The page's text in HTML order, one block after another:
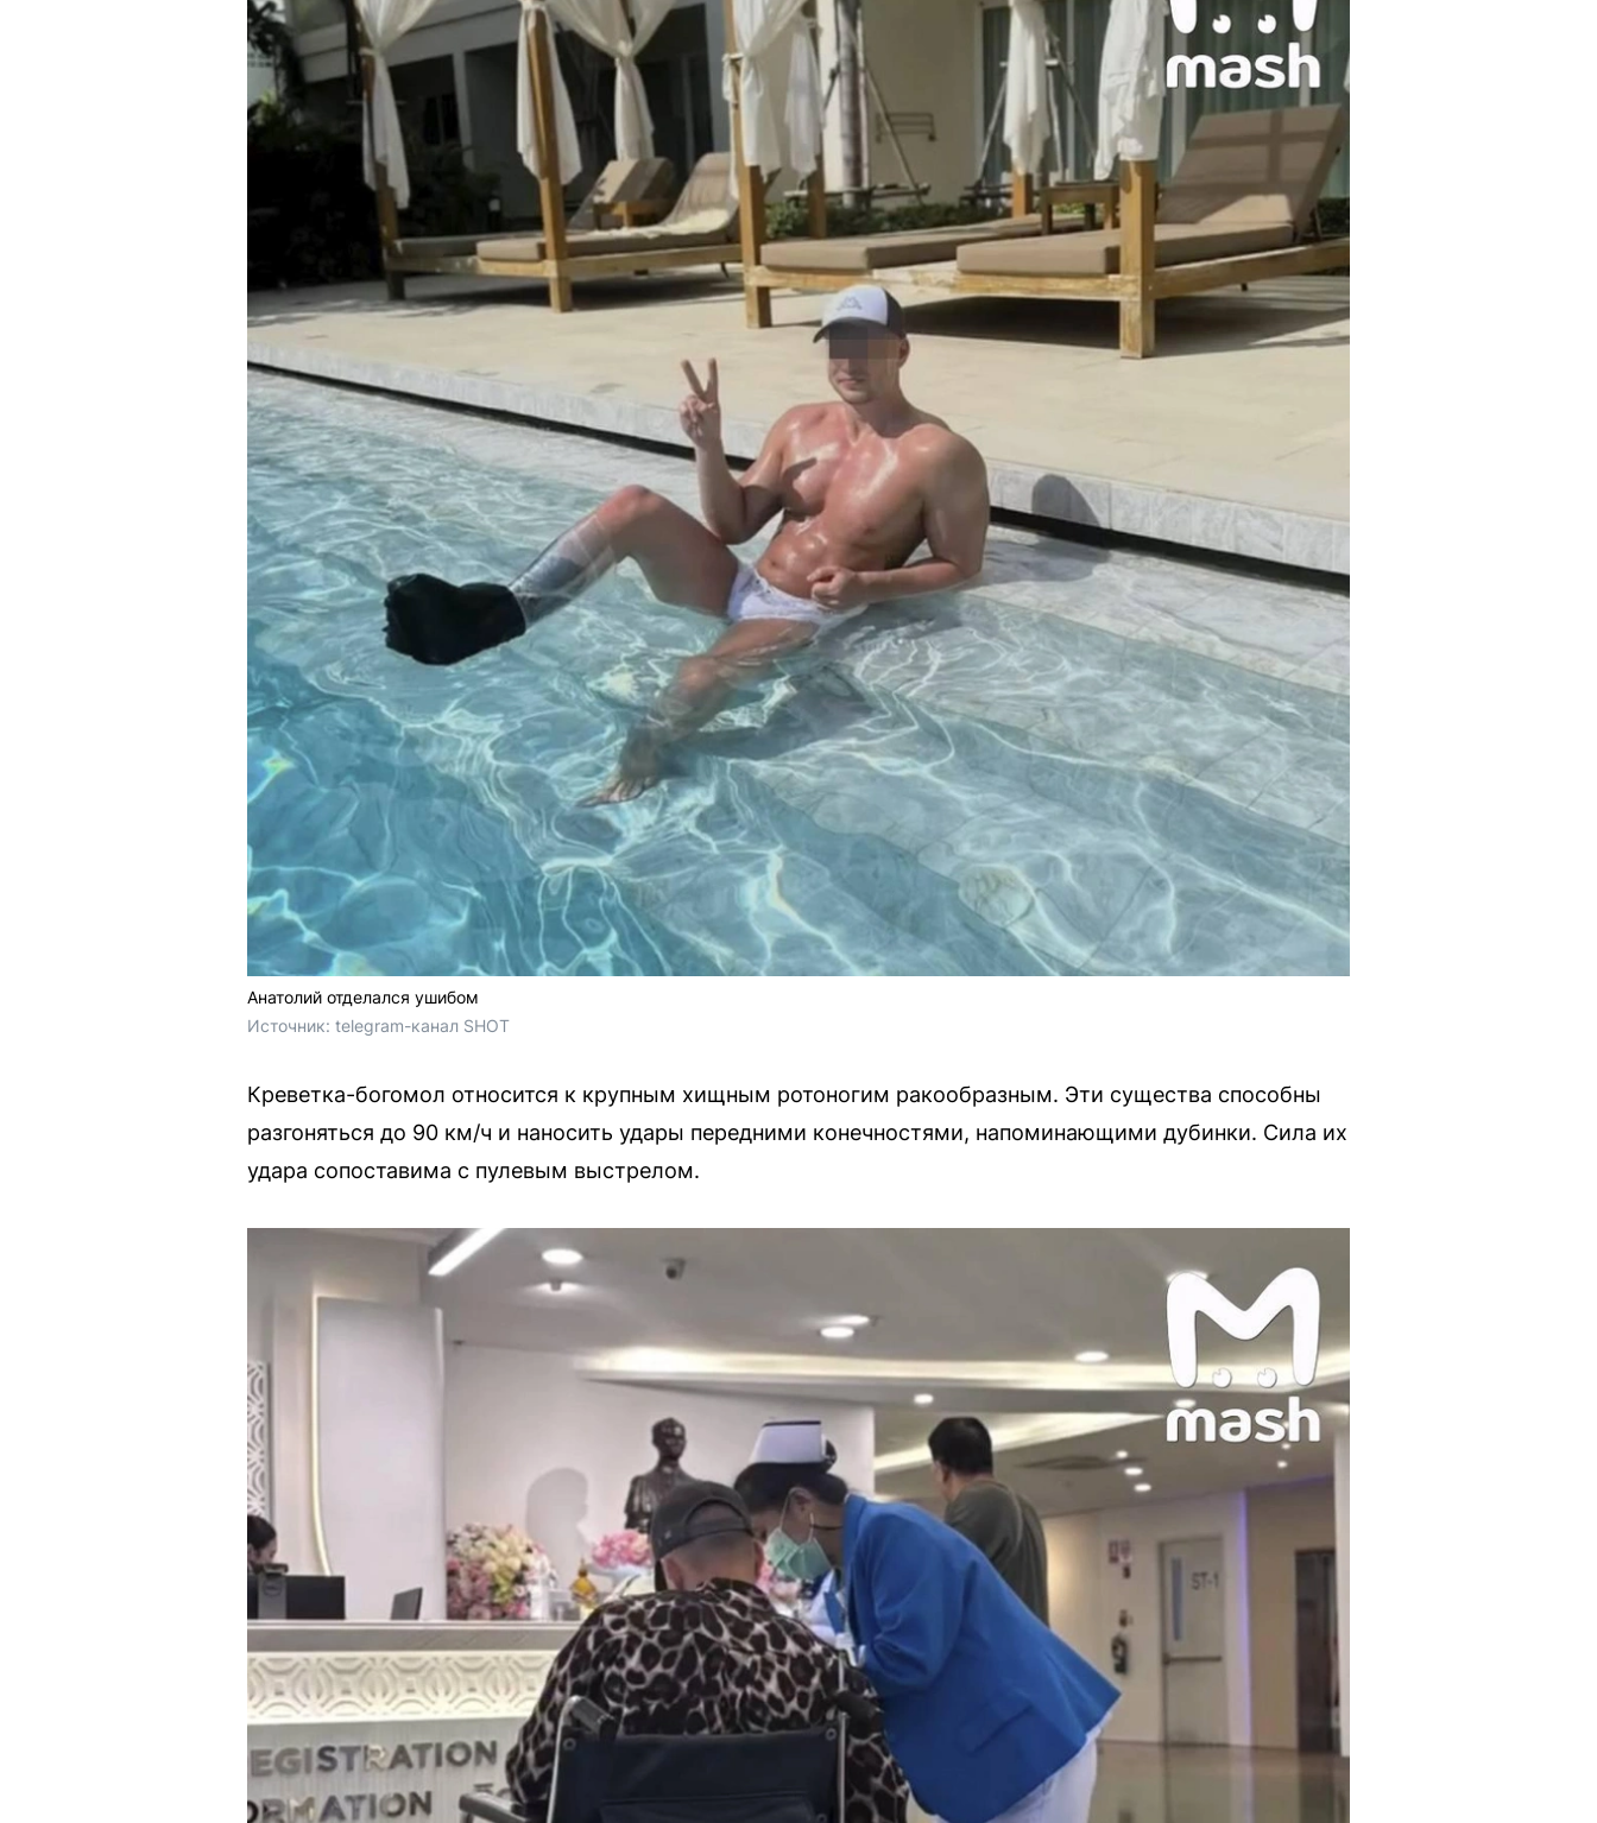
Анатолий отделался ушибом
Источник: telegram-канал SHOT
Креветка-богомол относится к крупным хищным ротоногим ракообразным. Эти существа способны
разгоняться до 90 км/ч и наносить удары передними конечностями, напоминающими дубинки. Сила их
удара сопоставима с пулевым выстрелом.